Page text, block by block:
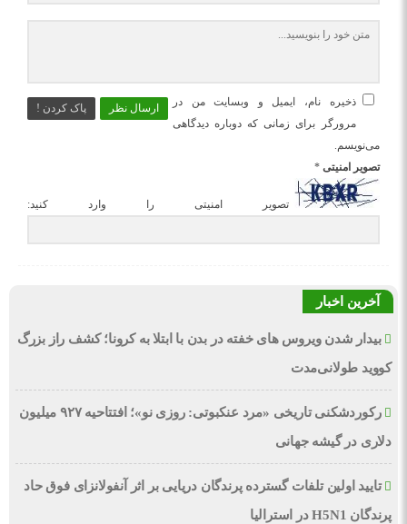
ارسال نظر پاک کردن !
ذخیره نام، ایمیل و وبسایت من در
مرورگر برای زمانی که دوباره دیدگاهی
می‌نویسم.
تصویر امنیتی *
تصویر امنیتی را وارد کنید:
آخرین اخبار
بیدار شدن ویروس‌ های خفته در بدن با ابتلا به کرونا؛ کشف راز بزرگ
کووید طولانی‌مدت
رکوردشکنی تاریخی «مرد عنکبوتی: روزی نو»؛ افتتاحیه ۹۲۷ میلیون
دلاری در گیشه جهانی
تایید اولین تلفات گسترده پرندگان دریایی بر اثر آنفولانزای فوق حاد
پرندگان H5N1 در استرالیا